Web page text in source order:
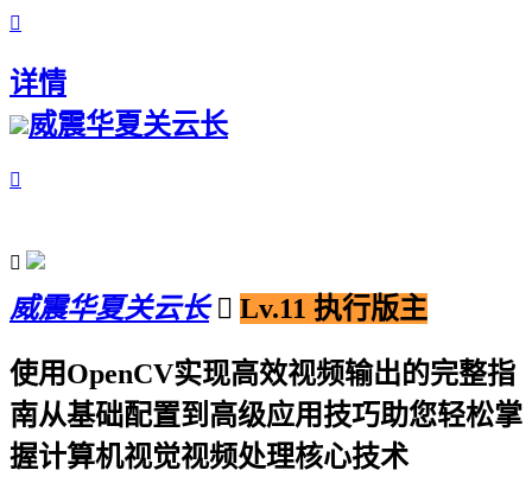

详情
威震华夏关云长


威震华夏关云长  Lv.11 执行版主
使用OpenCV实现高效视频输出的完整指
南从基础配置到高级应用技巧助您轻松掌
握计算机视觉视频处理核心技术